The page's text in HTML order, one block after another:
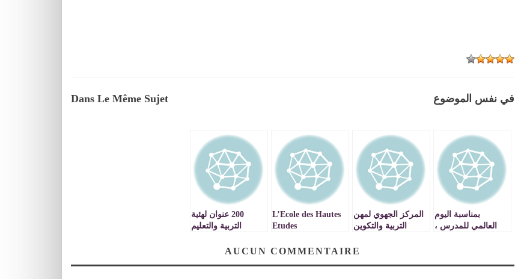
Dans Le Même Sujet في نفس الموضوع
بمناسبة اليوم
العالمي للمدرس ،
المركز الجهوي لمهن
التربية والتكوين
نشاطا تواصليا
L’Ecole des Hautes
Etudes
: Communiqué de
200 عنوان لهئية
التربية والتعليم
للكتاب بوجدة فيAUCUN COMMENTAIRE